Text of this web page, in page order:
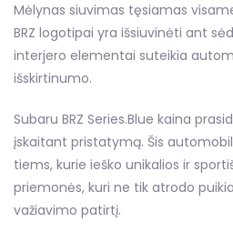
Mėlynas siuvimas tęsiamas
BRZ logotipai yra išsiuvinėti ant
interjero elementai suteikia
išskirtinumo.
Subaru BRZ Series.Blue kaina
įskaitant pristatymą. Šis
tiems, kurie ieško unikalios ir
priemonės, kuri ne tik atrodo
važiavimo patirtį.